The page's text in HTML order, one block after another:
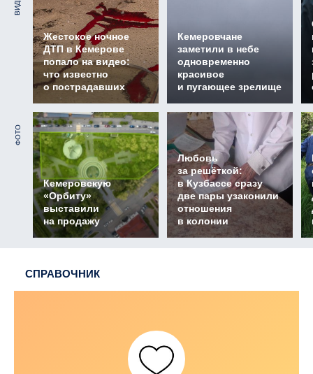
Жестокое ночное
ДТП в Кемерове
попало на видео:
что известно
о пострадавших
Кемеровчане
заметили в небе
одновременно
красивое
и пугающее зрелище
ФОТО
Кемеровскую
«Орбиту»
выставили
на продажу
Любовь
за решёткой:
в Кузбассе сразу
две пары узаконили
отношения
в колонии
СПРАВОЧНИК